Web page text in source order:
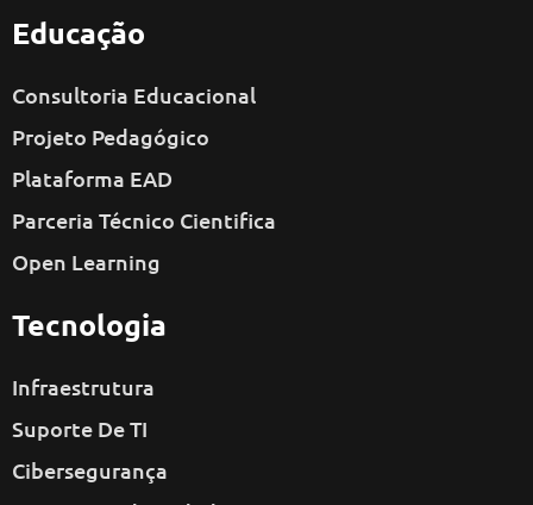
Educação
Consultoria Educacional
Projeto Pedagógico
Plataforma EAD
Parceria Técnico Cientifica
Open Learning
Tecnologia
Infraestrutura
Suporte De TI
Cibersegurança